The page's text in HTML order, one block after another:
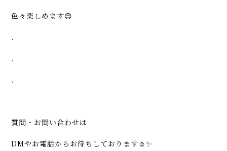
色々楽しめます😊
.
.
.
質問・お問い合わせは
DMやお電話からお待ちしております☺️✨